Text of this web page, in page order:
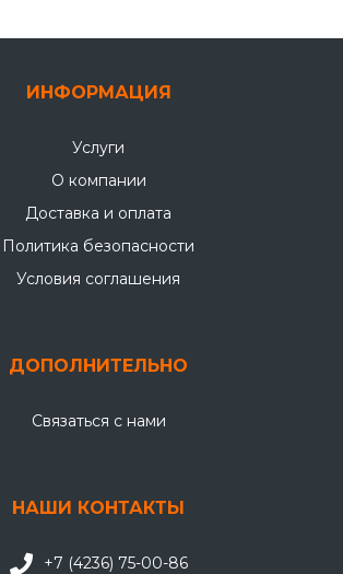
ИНФОРМАЦИЯ
Услуги
О компании
Доставка и оплата
Политика безопасности
Условия соглашения
ДОПОЛНИТЕЛЬНО
Связаться с нами
НАШИ КОНТАКТЫ
+7 (4236) 75-00-86